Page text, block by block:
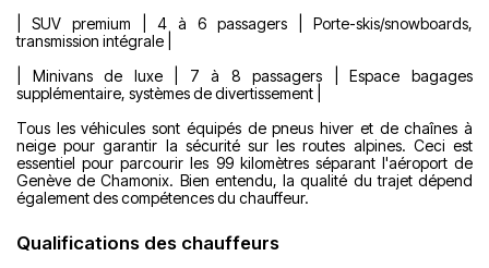
| SUV premium | 4 à 6 passagers | Porte-skis/snowboards,
transmission intégrale |
| Minivans de luxe | 7 à 8 passagers | Espace bagages
supplémentaire, systèmes de divertissement |
Tous les véhicules sont équipés de pneus hiver et de chaînes à
neige pour garantir la sécurité sur les routes alpines. Ceci est
essentiel pour parcourir les 99 kilomètres séparant l'aéroport de
Genève de Chamonix. Bien entendu, la qualité du trajet dépend
également des compétences du chauffeur.
Qualifications des chauffeurs